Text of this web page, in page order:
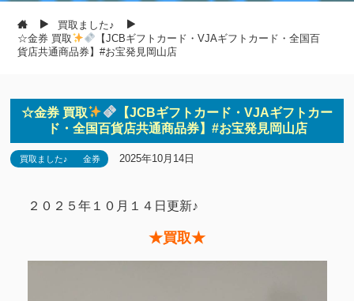
買取ました♪
☆金券 買取
【JCBギフトカード・VJAギフトカード・全国百
貨店共通商品券】#お宝発見岡山店
☆金券 買取
【JCBギフトカード・VJAギフトカー
ド・全国百貨店共通商品券】#お宝発見岡山店
買取ました♪ 金券 2025年10月14日
２０２５年１０月１４日更新♪
★買取★